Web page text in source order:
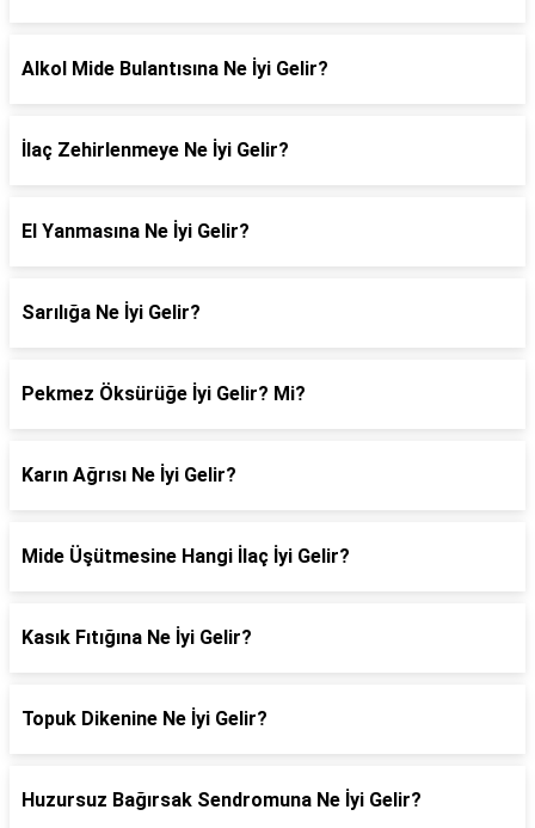
Alkol Mide Bulantısına Ne İyi Gelir?
İlaç Zehirlenmeye Ne İyi Gelir?
El Yanmasına Ne İyi Gelir?
Sarılığa Ne İyi Gelir?
Pekmez Öksürüğe İyi Gelir? Mi?
Karın Ağrısı Ne İyi Gelir?
Mide Üşütmesine Hangi İlaç İyi Gelir?
Kasık Fıtığına Ne İyi Gelir?
Topuk Dikenine Ne İyi Gelir?
Huzursuz Bağırsak Sendromuna Ne İyi Gelir?